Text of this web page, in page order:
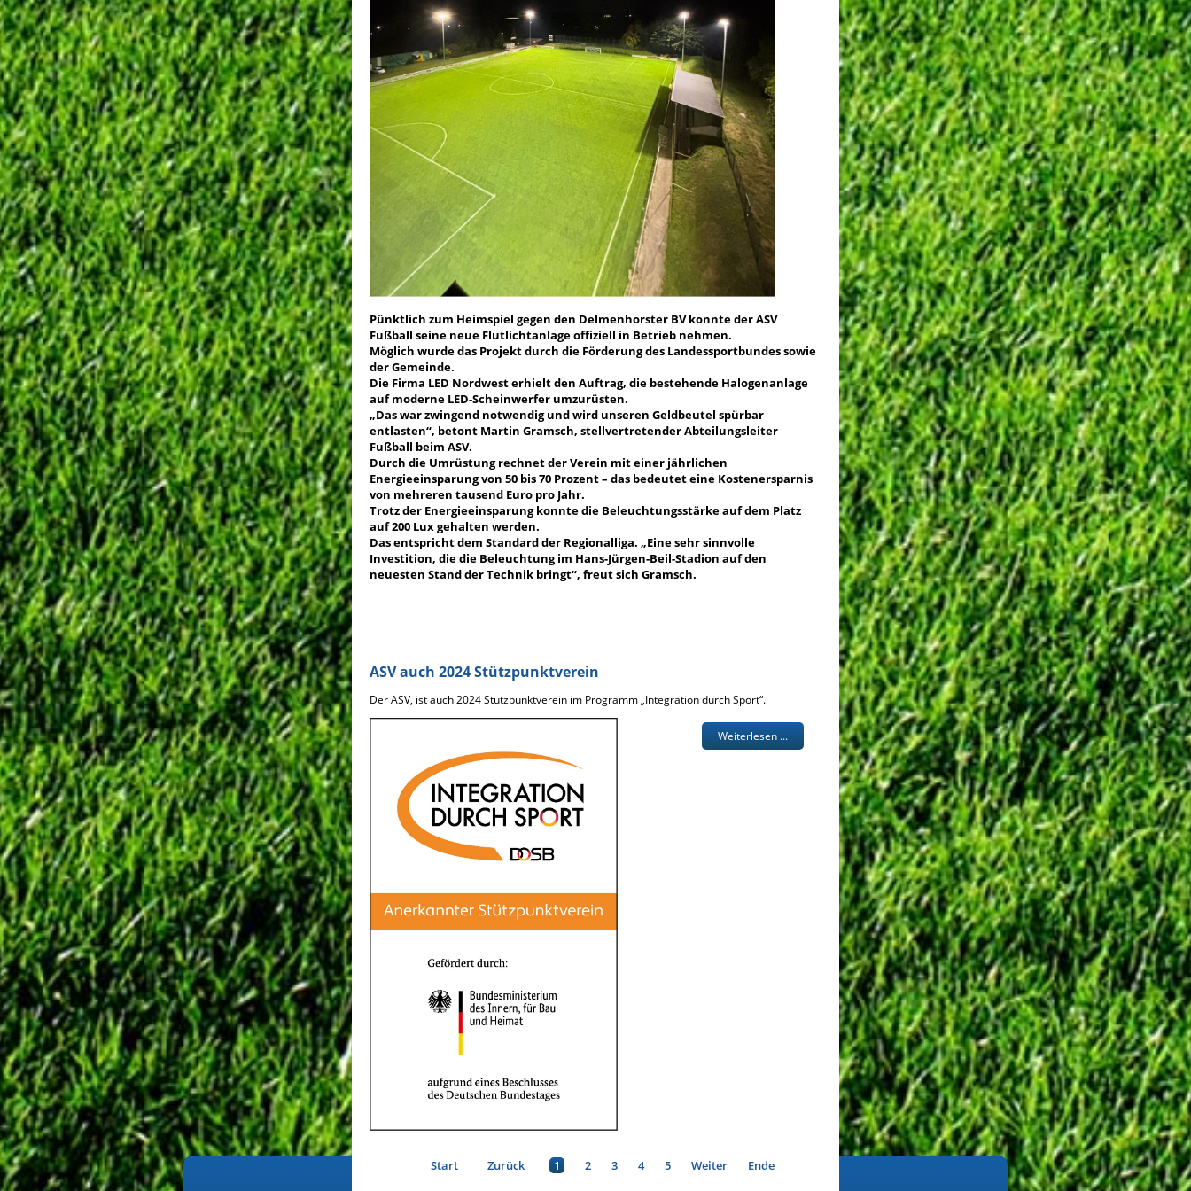
Pünktlich zum Heimspiel gegen den Delmenhorster BV konnte der ASV
Fußball seine neue Flutlichtanlage offiziell in Betrieb nehmen.
Möglich wurde das Projekt durch die Förderung des Landessportbundes sowie
der Gemeinde.
Die Firma LED Nordwest erhielt den Auftrag, die bestehende Halogenanlage
auf moderne LED-Scheinwerfer umzurüsten.
„Das war zwingend notwendig und wird unseren Geldbeutel spürbar
entlasten“, betont Martin Gramsch, stellvertretender Abteilungsleiter
Fußball beim ASV.
Durch die Umrüstung rechnet der Verein mit einer jährlichen
Energieeinsparung von 50 bis 70 Prozent – das bedeutet eine Kostenersparnis
von mehreren tausend Euro pro Jahr.
Trotz der Energieeinsparung konnte die Beleuchtungsstärke auf dem Platz
auf 200 Lux gehalten werden.
Das entspricht dem Standard der Regionalliga. „Eine sehr sinnvolle
Investition, die die Beleuchtung im Hans-Jürgen-Beil-Stadion auf den
neuesten Stand der Technik bringt“, freut sich Gramsch.
ASV auch 2024 Stützpunktverein
Der ASV, ist auch 2024 Stützpunktverein im Programm „Integration durch Sport“.
Weiterlesen ...
Start Zurück 1 2 3 4 5 Weiter Ende